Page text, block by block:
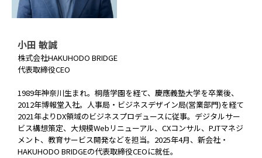
小田 敏誠
株式会社HAKUHODO BRIDGE
代表取締役CEO
1989年神奈川生まれ。桐蔭学園を経て、慶應義塾大学を卒業後、
2012年博報堂入社。人事局・ビジネスデザイン局(営業部門)を経て
2021年よりDX領域のビジネスプロデュースに従事。デジタルサー
ビス構想策定、大規模Webリニューアル、CXコンサル、PJTマネジ
メント、教育サービス開発などを担当。2025年4月、新会社・
HAKUHODO BRIDGEの代表取締役CEOに就任。